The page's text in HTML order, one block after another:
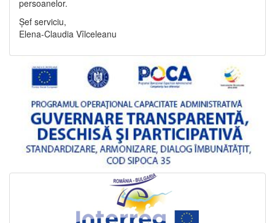
persoanelor.
Șef serviciu,
Elena-Claudia Vîlceleanu